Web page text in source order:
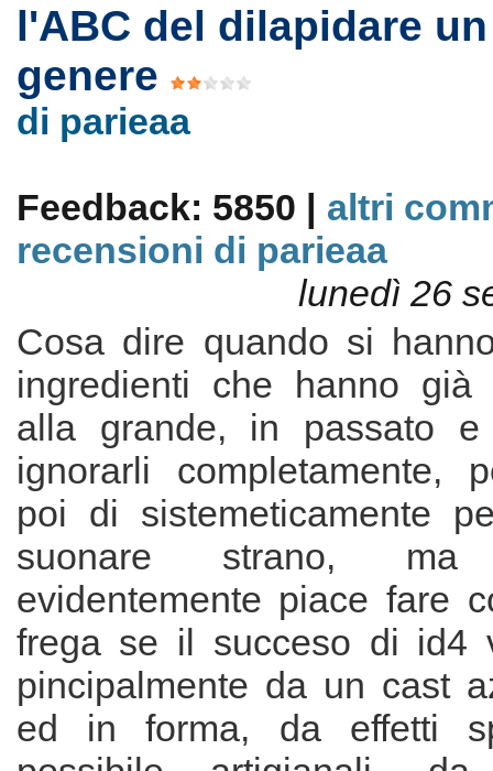
l'ABC del dilapidare
genere
di parieaa
Feedback: 5850 | altri
recensioni di parieaa
lunedì 26
Cosa dire quando si
ingredienti che hanno già
alla grande, in passato
ignorarli completamente,
poi di sistemeticamente
suonare strano,
evidentemente piace fare
frega se il succeso di id4
pincipalmente da un cast
ed in forma, da effetti